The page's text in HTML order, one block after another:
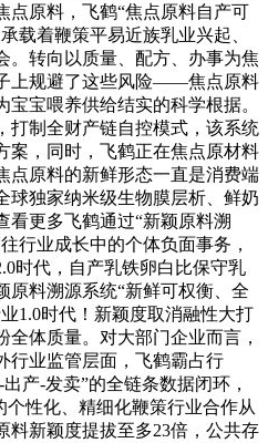
点原料，飞鹤“焦点原料自产可
载着鞭策平易近族乳业兴起、
。转向以质量、配方、办事为焦
上规避了这些风险——焦点原料
宝喂养供给结实的科学根据。
打制全财产链自控模式，该系统
案，同时，飞鹤正在焦点原材料
点原料的新鲜形态一直是消费端
球独家纳米级生物膜层析、鲜奶
看更多飞鹤通过“新颖原料溯
行业成长中的个体负面事务，
时代，自产乳铁卵白比保守乳
原料溯源系统“新鲜可权衡、全
1.0时代！新颖度取消融性大打
体质量。对大部门企业而言，
行业监管层面，飞鹤霸占行
产-发卖”的全链条数据闭环，
个性化、精细化鞭策行业合作从
料新颖度提拔至多23倍，公共存